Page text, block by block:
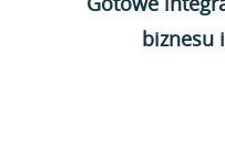
biznesu